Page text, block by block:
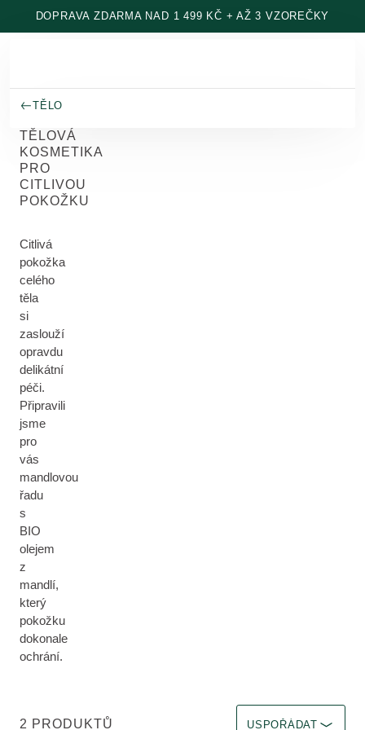
Přeskočit na hlavní obsah
DOPRAVA ZDARMA NAD 1 499 KČ + AŽ 3 VZOREČKY
TĚLO
TĚLOVÁ
KOSMETIKA
PRO
CITLIVOU
POKOŽKU
Citlivá
pokožka
celého
těla
si
zaslouží
opravdu
delikátní
péči.
Připravili
jsme
pro
vás
mandlovou
řadu
s
BIO
olejem
z
mandlí,
který
pokožku
dokonale
ochrání.
2 PRODUKTŮ USPOŘÁDAT